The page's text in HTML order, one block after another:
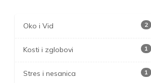
Oko i Vid 2
Kosti i zglobovi 1
Stres i nesanica 1